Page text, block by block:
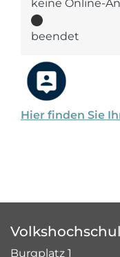
Hier finden Sie
keine Online-
beendet
Burgplatz 1